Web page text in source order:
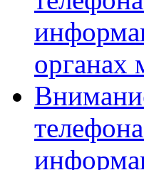
органах